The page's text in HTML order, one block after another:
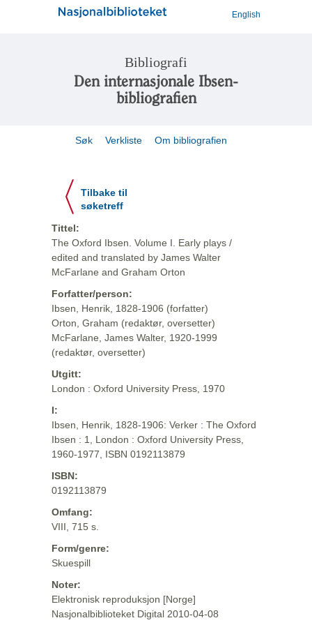
English
Bibliografi
Den internasjonale Ibsen-
bibliografien
Søk Verkliste Om bibliografien
Tilbake til
søketreff
Tittel:
The Oxford Ibsen. Volume I. Early plays /
edited and translated by James Walter
McFarlane and Graham Orton
Forfatter/person:
Ibsen, Henrik, 1828-1906 (forfatter)
Orton, Graham (redaktør, oversetter)
McFarlane, James Walter, 1920-1999
(redaktør, oversetter)
Utgitt:
London : Oxford University Press, 1970
I:
Ibsen, Henrik, 1828-1906: Verker : The Oxford
Ibsen : 1, London : Oxford University Press,
1960-1977, ISBN 0192113879
ISBN:
0192113879
Omfang:
VIII, 715 s.
Form/genre:
Skuespill
Noter:
Elektronisk reproduksjon [Norge]
Nasjonalbiblioteket Digital 2010-04-08